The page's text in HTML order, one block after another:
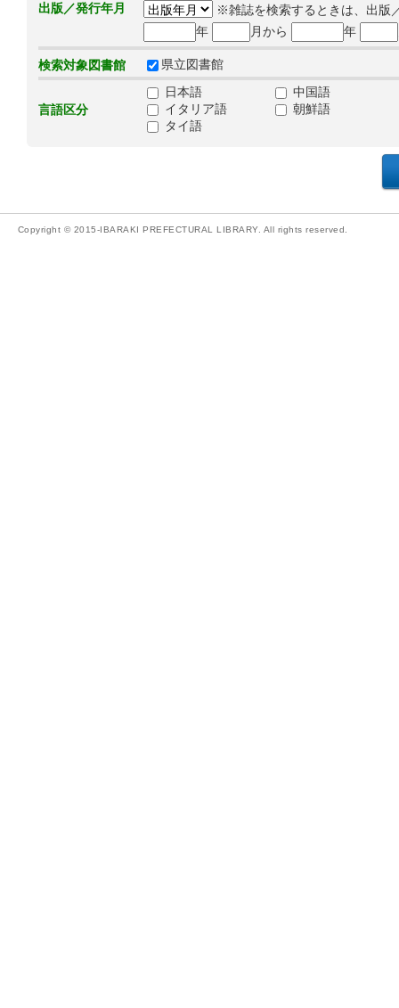
出版／発行年月
※雑誌を検索するときは、出版
年
月から 年
検索対象図書館 県立図書館
言語区分
日本語
中国語
イタリア語
朝鮮語
タイ語
Copyright © 2015-IBARAKI PREFECTURAL LIBRARY. All rights reserved.